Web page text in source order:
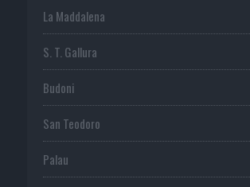
La Maddalena
S. T. Gallura
Budoni
San Teodoro
Palau